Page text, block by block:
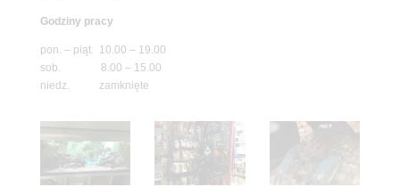
Godziny pracy
pon. – piąt. 10.00 – 19.00
sob. 8.00 – 15.00
niedz. zamknięte